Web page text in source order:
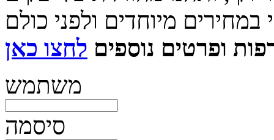
ופרטים נוספים
משתמש
סיסמה